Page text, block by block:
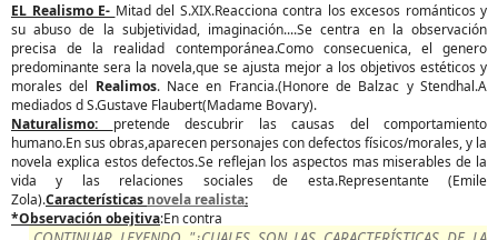
EL Realismo E- Mitad del S.XIX.Reacciona contra los excesos románticos y
su abuso de la subjetividad, imaginación....Se centra en la observación
precisa de la realidad contemporánea.Como consecuenica, el genero
predominante sera la novela,que se ajusta mejor a los objetivos estéticos y
morales del Realimos. Nace en Francia.(Honore de Balzac y Stendhal.A
mediados d S.Gustave Flaubert(Madame Bovary).
Naturalismo: pretende descubrir las causas del comportamiento
humano.En sus obras,aparecen personajes con defectos físicos/morales, y la
novela explica estos defectos.Se reflejan los aspectos mas miserables de la
vida y las relaciones sociales de esta.Representante (Emile
Zola).Características novela realista:
*Observación obejtiva:En contra